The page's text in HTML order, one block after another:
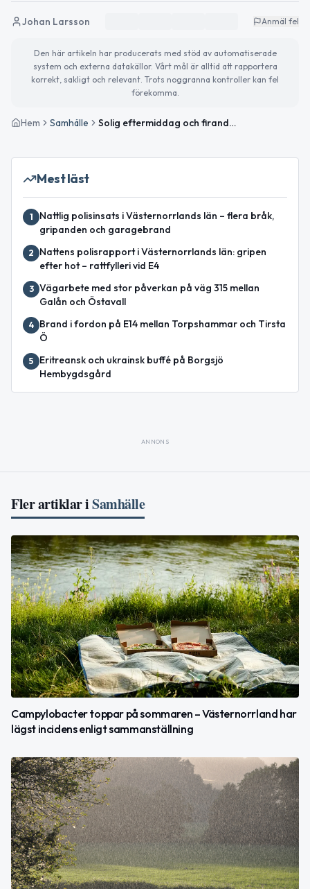
Johan Larsson Anmäl fel
Den här artikeln har producerats med stöd av automatiserade
system och externa datakällor. Vårt mål är alltid att rapportera
korrekt, sakligt och relevant. Trots noggranna kontroller kan fel
förekomma.
Hem Samhälle Solig eftermiddag och firande av Husbilens dag
Mest läst
1
Nattlig polisinsats i Västernorrlands län – flera bråk,
gripanden och garagebrand
2
Nattens polisrapport i Västernorrlands län: gripen
efter hot – rattfylleri vid E4
3 Vägarbete med stor påverkan på väg 315 mellan
Galån och Östavall
4
Brand i fordon på E14 mellan Torpshammar och Tirsta
Ö
5
Eritreansk och ukrainsk buffé på Borgsjö
Hembygdsgård
ANNONS
Fler artiklar iSamhälle
Campylobacter toppar på sommaren – Västernorrland har
lägst incidens enligt sammanställning